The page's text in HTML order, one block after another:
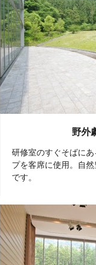
野外
研修室のすぐそばに
プを客席に使用。自
です。